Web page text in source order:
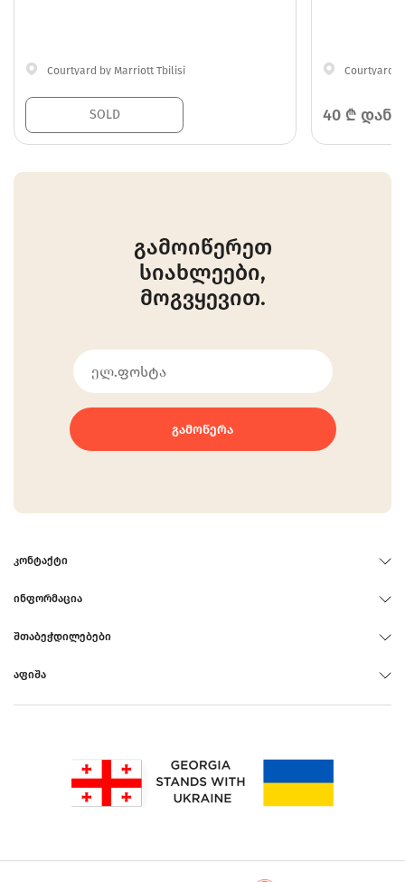
Courtyard by Marriott Tbilisi
SOLD
Courtyard
40 ₾ დან
გამოიწერეთ
სიახლეები,
მოგვყევით.
ᲒᲐᲛᲝᲬᲔᲠᲐ
ᲙᲝᲜᲢᲐᲥᲢᲘ
ᲘᲜᲤᲝᲠᲛᲐᲪᲘᲐ
ᲨᲗᲐᲑᲔᲭᲓᲘᲚᲔᲑᲔᲑᲘ
ᲐᲤᲘᲨᲐ